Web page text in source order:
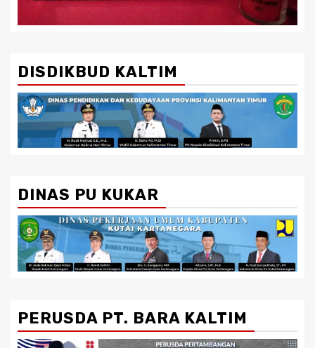
DISDIKBUD KALTIM
DINAS PU KUKAR
PERUSDA PT. BARA KALTIM